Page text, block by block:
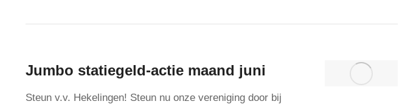
Jumbo statiegeld-actie maand juni
Steun v.v. Hekelingen! Steun nu onze vereniging door bij